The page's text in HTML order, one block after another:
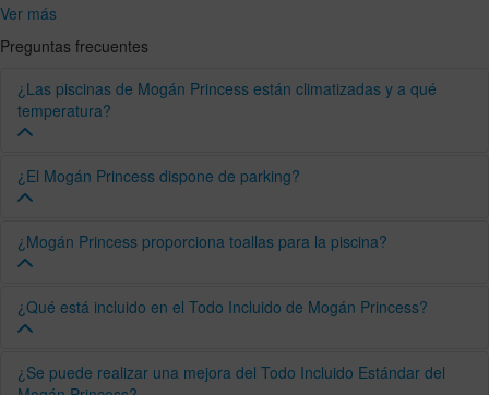
Ver más
Preguntas frecuentes
¿Las piscinas de Mogán Princess están climatizadas y a qué
temperatura?
La piscina principal está climatizada del 01.11 al 30.04 a 25ºC
aproximadamente.
¿El Mogán Princess dispone de parking?
Sí. Frente a la entrada del hotel hay 25 plazas de aparcamiento
gratuito y de libre acceso. En la entrada hay una barrera con
podrá comprobar la disponibilidad.
Además, el hotel dispone de un garaje privado con coste
consultarse en Recepción a su llegada.
¿Mogán Princess proporciona toallas para la piscina?
Se ofrecen toallas de piscina a la llegada y 2 cambios gratuitos
por semana.
¿Qué está incluido en el Todo Incluido de Mogán Princess?
El régimen de Todo Incluido incluye una amplia selección de
¿Se puede realizar una mejora del Todo Incluido Estándar del